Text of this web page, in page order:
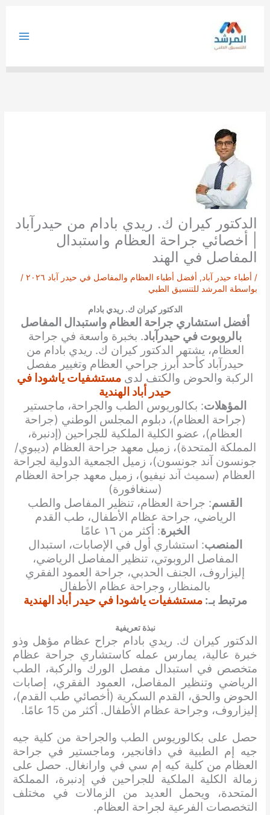
الدكتور كيران ك. ريدي بادام من حيدرآباد
| أخصائي جراحة العظام واستبدال
المفاصل في الهند
/ أطباء حيدر آباد, أفضل أطباء العظام والمفاصل في حيدر آباد ٢٠٢٦
/
بواسطة المرشد للتنسيق الطبي
الدكتور كيران ك. ريدي بادام
أفضل استشاري جراحة العظام واستبدال المفاصل
بالروبوت في حيدرآباد. بخبرة واسعة في جراحة
العظام، يشتهر الدكتور كيران ك. ريدي بادام من
حيدرآباد كأحد أبرز جراحي العظام وتغيير مفصل
الركبة والحوض والكتف لدى مستشفيات ياشودا في
حيدر أباد الهندية
المؤهلات: بكالوريوس الطب والجراحة، ماجستير
(جراحة العظام)، دبلوم المجلس الوطني (جراحة
العظام)، عضو الكلية الملكية للجراحين (إدنبرة،
المملكة المتحدة)، زميل معهد جراحة العظام (ديبوي/
جونسون آند جونسون)، زميل الجمعية الدولية لجراحة
العظام (سميث آند نيفيو)، زميل معهد جراحة العظام
(سنغافورة)
القسم: جراحة العظام، تنظير المفاصل والطب
الرياضي، جراحة عظام الأطفال، طب القدم
الخبرة: أكثر من ١٦ عامًا
المنصب: استشاري أول في الإصابات، استبدال
المفاصل الروبوتي، تنظير المفاصل الرياضي،
إليزاروف، الجنف الحدبي، جراحة العمود الفقري
بالمنظار، وجراحة عظام الأطفال
مرتبط بـ:مستشفيات ياشودا في حيدر أباد الهندية
نبذة تعريفية
الدكتور كيران ك. ريدي بادام جراح عظام مؤهل وذو
خبرة عالية، يمارس عمله كاستشاري جراحة عظام
متخصص في استبدال مفصل الورك والركبة، الطب
الرياضي وتنظير المفاصل، العمود الفقري، إصابات
الحوض والحق، القدم السكرية (أخصائي طب القدم)،
إليزاروف، وجراحة عظام الأطفال. أكثر من 15 عامًا.
حصل على بكالوريوس الطب والجراحة من كلية جيه
جيه إم الطبية في دافانجير، وماجستير في جراحة
العظام من كلية كيه إم سي في وارانغال. حصل على
زمالة الكلية الملكية للجراحين في إدنبرة، المملكة
المتحدة، ويحمل العديد من الزمالات في مختلف
التخصصات الفرعية لجراحة العظام.